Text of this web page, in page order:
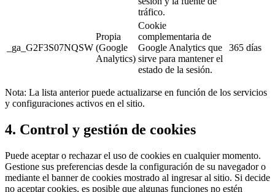
tráfico.
_ga_G2F3S07NQSW
Propia
(Google
Analytics)
Cookie
complementaria de
Google Analytics que
sirve para mantener el
estado de la sesión.
365 días
Nota: La lista anterior puede actualizarse en función de los servicios
y configuraciones activos en el sitio.
4. Control y gestión de cookies
Puede aceptar o rechazar el uso de cookies en cualquier momento.
Gestione sus preferencias desde la configuración de su navegador o
mediante el banner de cookies mostrado al ingresar al sitio. Si decide
no aceptar cookies, es posible que algunas funciones no estén